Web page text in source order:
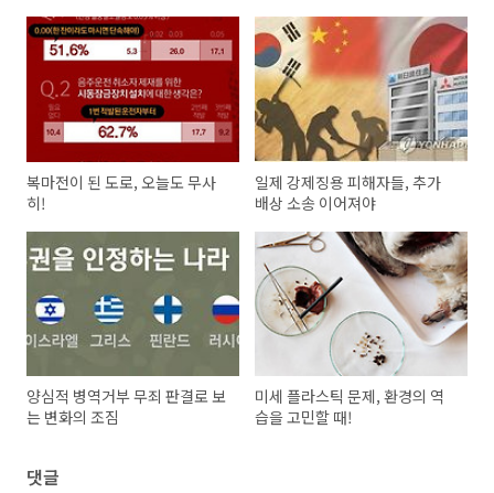
복마전이 된 도로, 오늘도 무사
히!
일제 강제징용 피해자들, 추가
배상 소송 이어져야
양심적 병역거부 무죄 판결로 보
는 변화의 조짐
미세 플라스틱 문제, 환경의 역
습을 고민할 때!
댓글